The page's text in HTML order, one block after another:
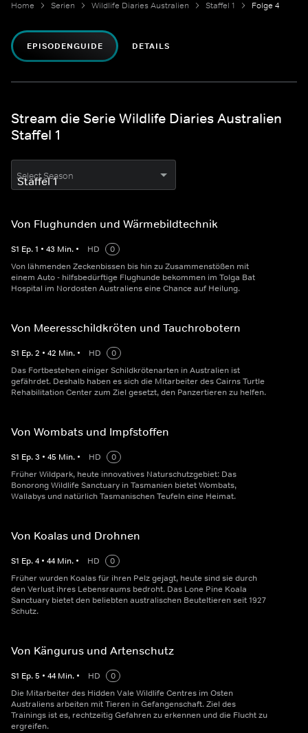
Home Serien Wildlife Diaries Australien Staffel 1 Folge 4
EPISODENGUIDE DETAILS
Stream die Serie Wildlife Diaries Australien
Staffel 1
Select Season
Von Flughunden und Wärmebildtechnik
S1 Ep.1 • 43 Min. • HD
0
Von lähmenden Zeckenbissen bis hin zu Zusammenstößen mit
einem Auto - hilfsbedürftige Flughunde bekommen im Tolga Bat
Hospital im Nordosten Australiens eine Chance auf Heilung.
Von Meeresschildkröten und Tauchrobotern
S1 Ep.2 • 42 Min. • HD
0
Das Fortbestehen einiger Schildkrötenarten in Australien ist
gefährdet. Deshalb haben es sich die Mitarbeiter des Cairns Turtle
Rehabilitation Center zum Ziel gesetzt, den Panzertieren zu helfen.
Von Wombats und Impfstoffen
S1 Ep.3 • 45 Min. • HD
0
Früher Wildpark, heute innovatives Naturschutzgebiet: Das
Bonorong Wildlife Sanctuary in Tasmanien bietet Wombats,
Wallabys und natürlich Tasmanischen Teufeln eine Heimat.
Von Koalas und Drohnen
S1 Ep.4 • 44 Min. • HD
0
Früher wurden Koalas für ihren Pelz gejagt, heute sind sie durch
den Verlust ihres Lebensraums bedroht. Das Lone Pine Koala
Sanctuary bietet den beliebten australischen Beuteltieren seit 1927
Schutz.
Von Kängurus und Artenschutz
S1 Ep.5 • 44 Min. • HD
0
Die Mitarbeiter des Hidden Vale Wildlife Centres im Osten
Australiens arbeiten mit Tieren in Gefangenschaft. Ziel des
Trainings ist es, rechtzeitig Gefahren zu erkennen und die Flucht zu
ergreifen.